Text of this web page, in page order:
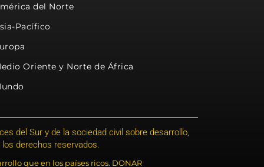
del Norte
Pacífico
Oriente y Norte de África
del Sur y de la sociedad civil sobre desarrollo,
derechos reservados.
que en los países ricos. DONAR